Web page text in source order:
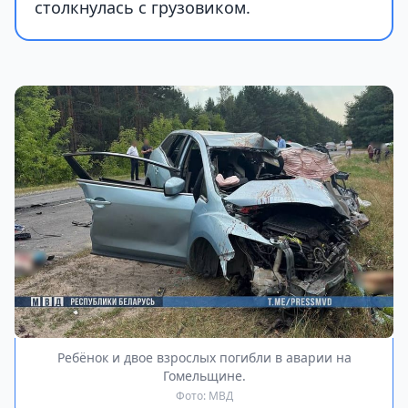
столкнулась с грузовиком.
Ребёнок и двое взрослых погибли в аварии на
Гомельщине.
Фото: МВД